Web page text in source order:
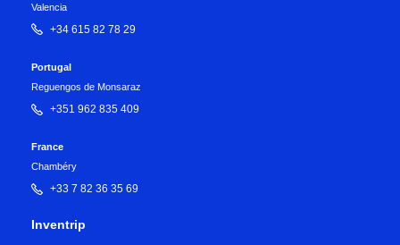
Valencia
+34 615 82 78 29
Portugal
Reguengos de Monsaraz
+351 962 835 409
France
Chambéry
+33 7 82 36 35 69
Inventrip